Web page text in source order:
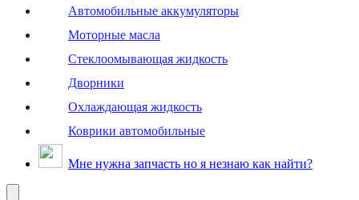
Автомобильные аккумуляторы
Моторные масла
Стеклоомывающая жидкость
Дворники
Охлаждающая жидкость
Коврики автомобильные
Мне нужна запчасть но я незнаю как найти?